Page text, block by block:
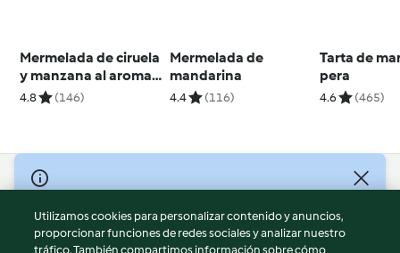
Mermelada de ciruela
y manzana al aroma
de canela
4.8 (146)
Mermelada de
mandarina
4.4 (116)
Tarta de
pera
4.6 (465)
© Copyright 2026
Términos de uso
Política de privacidad
Utilizamos cookies para personalizar contenido y anuncios,
proporcionar funciones de redes sociales y analizar nuestro
tráfico. También compartimos información sobre cómo